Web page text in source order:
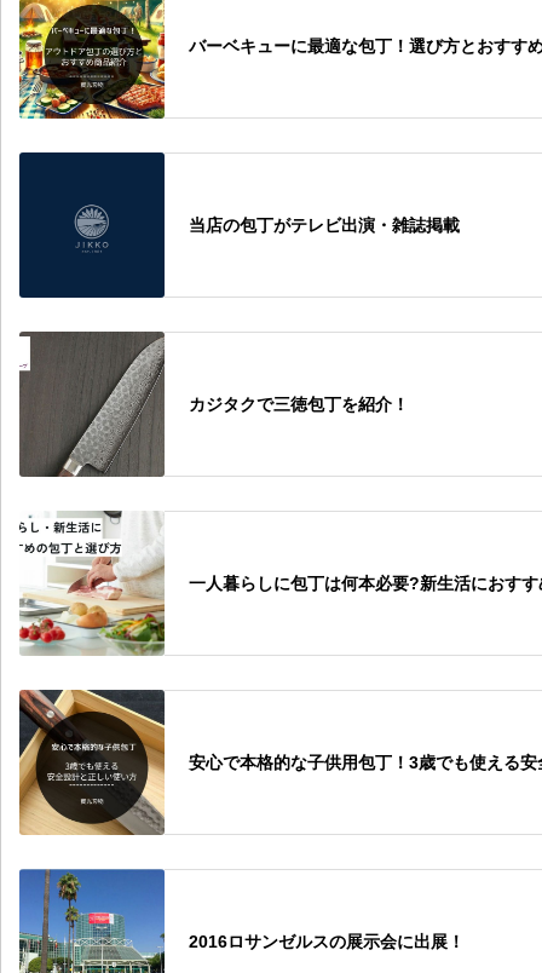
バーベキューに最適な包丁！選び方とおすす
当店の包丁がテレビ出演・雑誌掲載
カジタクで三徳包丁を紹介！
一人暮らしに包丁は何本必要?新生活におす
安心で本格的な子供用包丁！3歳でも使える
2016ロサンゼルスの展示会に出展！